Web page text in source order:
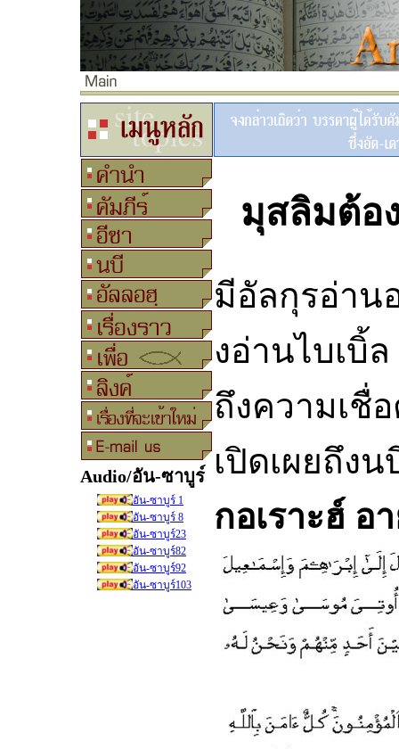
Audio/อัน-ซาบูร
อัน-ซาบูร์ 1
อัน-ซาบูร์ 8
อัน-ซาบูร์23
อัน-ซาบูร์82
อัน-ซาบูร์92
อัน-ซาบูร์103
มุสลิมต้อ
มีอัลกุรอ่าน
งอ่านไบเบิ้
ถึงความเ
เปิดเผยถึง
กอเราะฮ์ อ